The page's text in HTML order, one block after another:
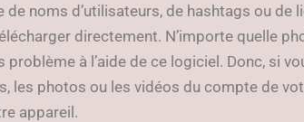
noms d’utilisateurs, de hashtags ou de
directement. N’importe quelle
à l’aide de ce logiciel. Donc, si
les photos ou les vidéos du compte de
appareil.